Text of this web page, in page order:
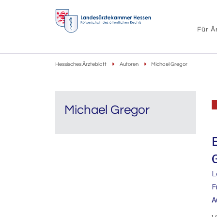
Für
Hessisches Ärzteblatt Autoren Michael Gregor
Michael Gregor